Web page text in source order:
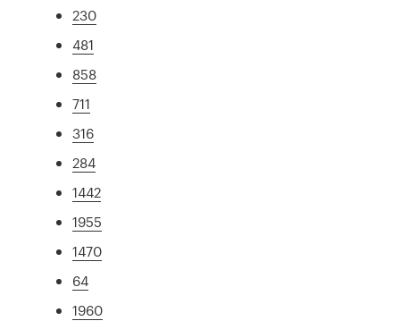
230
481
858
711
316
284
1442
1955
1470
64
1960